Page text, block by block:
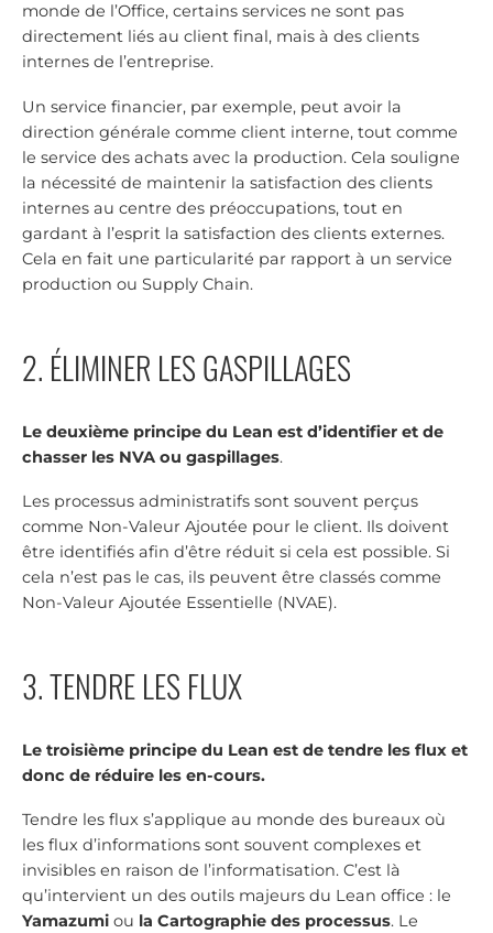
monde de l’Office, certains services ne sont pas
directement liés au client final, mais à des clients
internes de l’entreprise.
Un service financier, par exemple, peut avoir la
direction générale comme client interne, tout comme
le service des achats avec la production. Cela souligne
la nécessité de maintenir la satisfaction des clients
internes au centre des préoccupations, tout en
gardant à l’esprit la satisfaction des clients externes.
Cela en fait une particularité par rapport à un service
production ou Supply Chain.
2. ÉLIMINER LES GASPILLAGES
Le deuxième principe du Lean est d’identifier et de
chasser les NVA ou gaspillages.
Les processus administratifs sont souvent perçus
comme Non-Valeur Ajoutée pour le client. Ils doivent
être identifiés afin d’être réduit si cela est possible. Si
cela n’est pas le cas, ils peuvent être classés comme
Non-Valeur Ajoutée Essentielle (NVAE).
3. TENDRE LES FLUX
Le troisième principe du Lean est de tendre les flux et
donc de réduire les en-cours.
Tendre les flux s’applique au monde des bureaux où
les flux d’informations sont souvent complexes et
invisibles en raison de l’informatisation. C’est là
qu’intervient un des outils majeurs du Lean office : le
Yamazumi ou la Cartographie des processus. Le